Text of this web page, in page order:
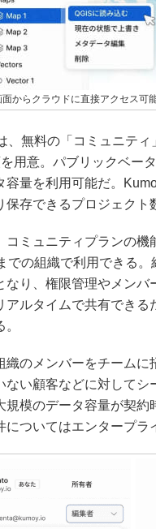
からクラウドに直接アクセス可
無料の「コミュニティ
用意。パブリックベー
容量を利用可能だ。
保存できるプロジェクト
ミュニティプランの機
での組織で利用できる
なり、権限管理やメン
アルタイムで共有でき
のメンバーをチームに
ない顧客などに対してシ
規模のデータ容量が契
についてはエンタープラ